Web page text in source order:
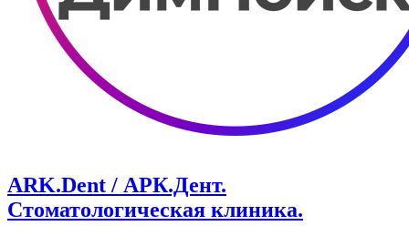
ARK.Dent / АРК.Дент.
Стоматологическая клиника.